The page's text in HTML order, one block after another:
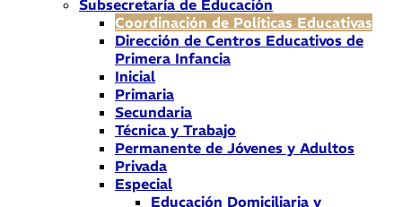
Subsecretaría de Educación
Coordinación de Políticas Educativas
Dirección de Centros Educativos de
Primera Infancia
Inicial
Primaria
Secundaria
Técnica y Trabajo
Permanente de Jóvenes y Adultos
Privada
Especial
Educación Domiciliaria y